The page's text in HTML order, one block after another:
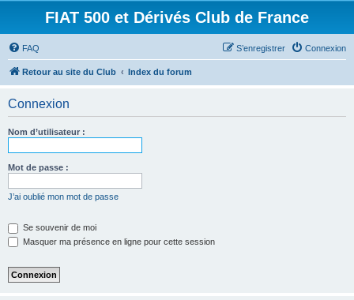
FIAT 500 et Dérivés Club de France
FAQ Connexion
S’enregistrer
Retour au site du Club Index du forum
Connexion
Nom d’utilisateur :
Mot de passe :
J’ai oublié mon mot de passe
Se souvenir de moi
Masquer ma présence en ligne pour cette session